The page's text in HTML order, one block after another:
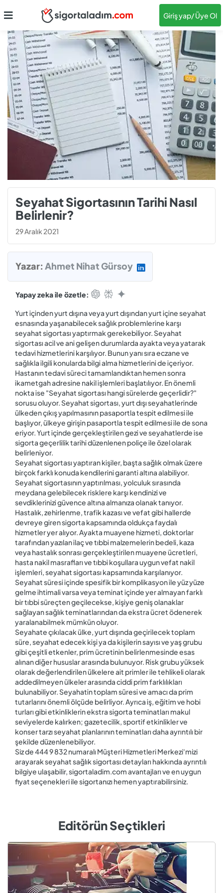
Giriş yap/ Üye Ol
Seyahat Sigortasının Tarihi Nasıl
Belirlenir?
29 Aralık 2021
Yazar: Ahmet Nihat Gürsoy
Yapay zeka ile özetle:
Yurt içinden yurt dışına veya yurt dışından yurt içine seyahat
esnasında yaşanabilecek sağlık problemlerine karşı
seyahat sigortası yaptırmak gerekebiliyor. Seyahat
sigortası acil ve ani gelişen durumlarda ayakta veya yatarak
tedavi hizmetlerini karşılıyor. Bunun yanı sıra eczane ve
sağlıkla ilgili konularda bilgi alma hizmetlerini de içeriyor.
Hastanın tedavi süreci tamamlandıktan hemen sonra
ikametgah adresine nakil işlemleri başlatılıyor. En önemli
nokta ise "Seyahat sigortası hangi sürelerde geçerlidir?"
sorusu oluyor. Seyahat sigortası, yurt dışı seyahatlerinde
ülkeden çıkış yapılmasının pasaportla tespit edilmesi ile
başlıyor, ülkeye girişin pasaportla tespit edilmesi ile de sona
eriyor. Yurt içinde gerçekleştirilen gezi ve seyahatlerde ise
sigorta geçerlilik tarihi düzenlenen poliçe ile özel olarak
belirleniyor.
Seyahat sigortası yaptıran kişiler, başta sağlık olmak üzere
birçok farklı konuda kendilerini garanti altına alabiliyor.
Seyahat sigortasının yaptırılması, yolculuk sırasında
meydana gelebilecek risklere karşı kendinizi ve
sevdiklerinizi güvence altına almanıza olanak tanıyor.
Hastalık, zehirlenme, trafik kazası ve vefat gibi hallerde
devreye giren sigorta kapsamında oldukça faydalı
hizmetler yer alıyor. Ayakta muayene hizmeti, doktorlar
tarafından yazılan ilaç ve tıbbi malzemelerin bedeli, kaza
veya hastalık sonrası gerçekleştirilen muayene ücretleri,
hasta nakil masrafları ve tıbbi koşullara uygun vefat nakil
işlemleri, seyahat sigortası kapsamında karşılanıyor.
Seyahat süresi içinde spesifik bir komplikasyon ile yüz yüze
gelme ihtimali varsa veya teminat içinde yer almayan farklı
bir tıbbi süreçten geçilecekse, kişiye geniş olanaklar
sağlayan sağlık teminatlarından da ekstra ücret ödenerek
yaralanabilmek mümkün oluyor.
Seyahate çıkılacak ülke, yurt dışında geçirilecek toplam
süre, seyahat edecek kişi ya da kişilerin sayısı ve yaş grubu
gibi çeşitli etkenler, prim ücretinin belirlenmesinde esas
alınan diğer hususlar arasında bulunuyor. Risk grubu yüksek
olarak değerlendirilen ülkelere ait primler ile tehlikeli olarak
addedilmeyen ülkeler arasında ciddi prim farklılıkları
bulunabiliyor. Seyahatin toplam süresi ve amacı da prim
tutarlarını önemli ölçüde belirliyor. Ayrıca iş, eğitim ve hobi
turları gibi etkinliklerin ekstra sigorta teminatları makul
seviyelerde kalırken; gazetecilik, sportif etkinlikler ve
konser tarzı seyahat planlarının teminatları daha ayrıntılı bir
şekilde düzenlenebiliyor.
Siz de 444 9 832 numaralı Müşteri Hizmetleri Merkezi'mizi
arayarak seyahat sağlık sigortası detayları hakkında ayrıntılı
bilgiye ulaşabilir, sigortaladim.com avantajları ve en uygun
fiyat seçenekleri ile sigortanızı hemen yaptırabilirsiniz.
Editörün Seçtikleri